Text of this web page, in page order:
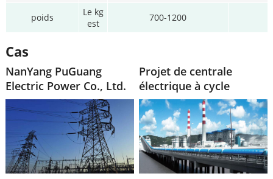
poids
Le kg
est
700-1200
Cas
NanYang PuGuang
Electric Power Co., Ltd.
Projet de centrale
électrique à cycle
combiné SAIF de 225
MW avec turbine à gaz,
Pakistan